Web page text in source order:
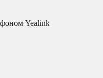
Yealink